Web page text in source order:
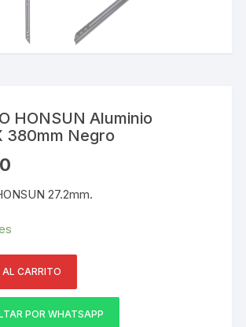
HONSUN Aluminio
380mm Negro
27.2mm.
CARRITO
POR WHATSAPP